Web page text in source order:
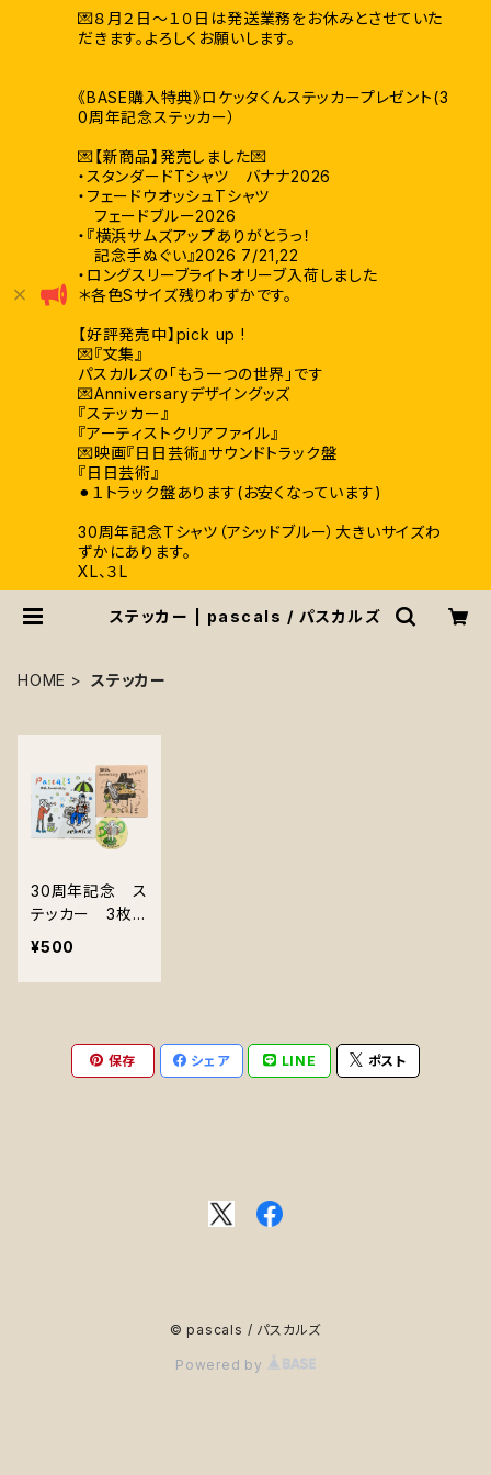
💌８月２日〜１０日は発送業務をお休みとさせていた
だきます。よろしくお願いします。
《BASE購入特典》ロケッタくんステッカープレゼント(3
0周年記念ステッカー）
💌【新商品】発売しました💌
・スタンダードTシャツ バナナ2026
・フェードウオッシュTシャツ
フェードブルー2026
・『横浜サムズアップありがとうっ！
記念手ぬぐい』2026 7/21,22
・ロングスリーブライトオリーブ入荷しました
＊各色Sサイズ残りわずかです。
【好評発売中】pick up !
💌『文集』
パスカルズの「もう一つの世界」です
💌Anniversaryデザイングッズ
『ステッカー』
『アーティストクリアファイル』
💌映画『日日芸術』サウンドトラック盤
『日日芸術』
⚫︎１トラック盤あります(お安くなっています)
30周年記念Tシャツ（アシッドブルー）大きいサイズわ
ずかにあります。
XL、３L
ステッカー | pascals / パスカルズ
HOME ステッカー
30周年記念 ス
テッカー 3枚
組
¥500
保存 シェア LINE ポスト
© pascals / パスカルズ
Powered by